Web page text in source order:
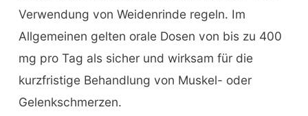
Verwendung von Weidenrinde regeln. Im
Allgemeinen gelten orale Dosen von bis zu 400
mg pro Tag als sicher und wirksam für die
kurzfristige Behandlung von Muskel- oder
Gelenkschmerzen.